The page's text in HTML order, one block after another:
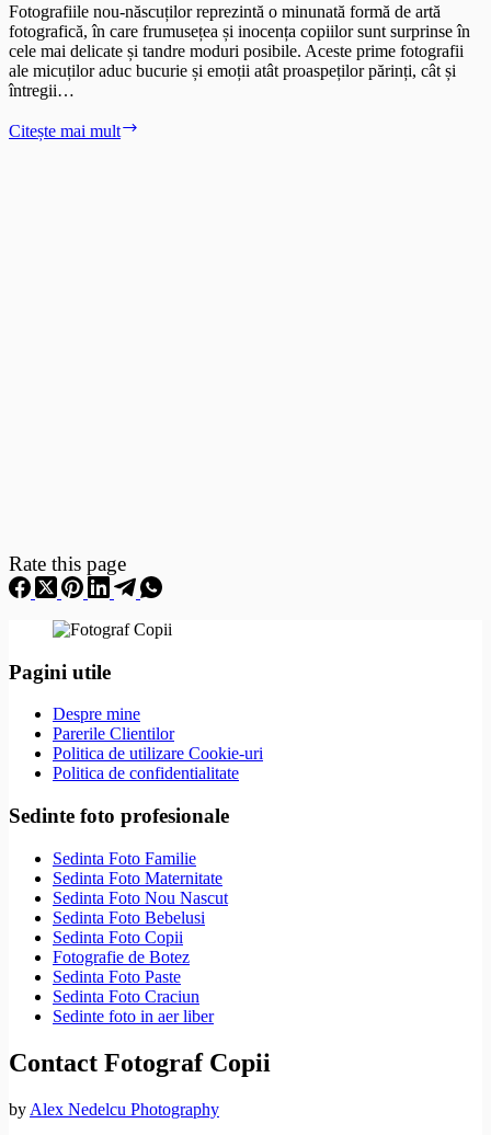
Fotografiile nou-născuților reprezintă o minunată formă de artă
fotografică, în care frumusețea și inocența copiilor sunt surprinse în
cele mai delicate și tandre moduri posibile. Aceste prime fotografii
ale micuților aduc bucurie și emoții atât proaspeților părinți, cât și
întregii…
Citește mai mult
Rate this page
Pagini utile
Despre mine
Parerile Clientilor
Politica de utilizare Cookie-uri
Politica de confidentialitate
Sedinte foto profesionale
Sedinta Foto Familie
Sedinta Foto Maternitate
Sedinta Foto Nou Nascut
Sedinta Foto Bebelusi
Sedinta Foto Copii
Fotografie de Botez
Sedinta Foto Paste
Sedinta Foto Craciun
Sedinte foto in aer liber
Contact Fotograf Copii
by Alex Nedelcu Photography